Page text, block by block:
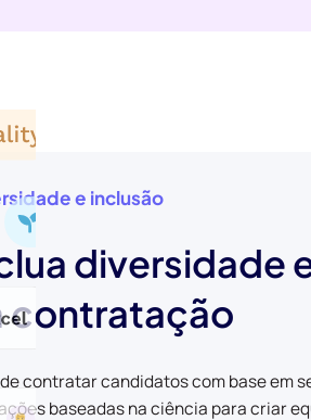
e inclusão
diversidade
contratação
contratar candidatos com base em
baseadas na ciência para criar